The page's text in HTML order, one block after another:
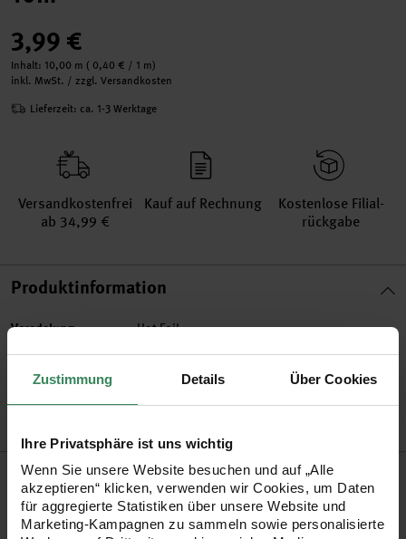
Zustimmung Details Über Cookies
Ihre Privatsphäre ist uns wichtig
Wenn Sie unsere Website besuchen und auf „Alle
akzeptieren“ klicken, verwenden wir Cookies, um Daten
für aggregierte Statistiken über unsere Website und
Marketing-Kampagnen zu sammeln sowie personalisierte
3,99 €
Inhalt: 10,00 m ( 0,40 € / 1 m)
inkl. MwSt. / zzgl. Versandkosten
Lieferzeit: ca. 1-3 Werktage
Versand­kosten­frei
ab 34,99 €
Kauf auf Rechnung
Kosten­lose Filial­
rückgabe
Produktinformation
Veredelung Hot Foil
Bestell-Nr. 3186213
Produktbeschreibung
Mit sommerlichen Reisedesigns macht die Themenwelt